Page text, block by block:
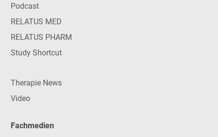
Podcast
RELATUS MED
RELATUS PHARM
Study Shortcut
Therapie News
Video
Fachmedien